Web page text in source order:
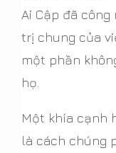
Ai Cập đã
trị chung của
một phần
họ.
Một khía cạnh
là cách chúng